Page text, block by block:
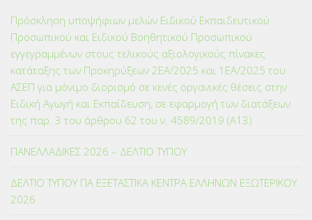
Πρόσκληση υποψήφιων μελών Ειδικού Εκπαιδευτικού
Προσωπικού και Ειδικού Βοηθητικού Προσωπικού
εγγεγραμμένων στους τελικούς αξιολογικούς πίνακες
κατάταξης των Προκηρύξεων 2ΕΑ/2025 και 1ΕΑ/2025 του
ΑΣΕΠ για μόνιμο διορισμό σε κενές οργανικές θέσεις στην
Ειδική Αγωγή και Εκπαίδευση, σε εφαρμογή των διατάξεων
της παρ. 3 του άρθρου 62 του ν. 4589/2019 (Α΄13)
ΠΑΝΕΛΛΑΔΙΚΕΣ 2026 – ΔΕΛΤΙΟ ΤΥΠΟΥ
ΔΕΛΤΙΟ ΤΥΠΟΥ ΓΙΑ ΕΞΕΤΑΣΤΙΚΑ ΚΕΝΤΡΑ ΕΛΛΗΝΩΝ ΕΞΩΤΕΡΙΚΟΥ
2026